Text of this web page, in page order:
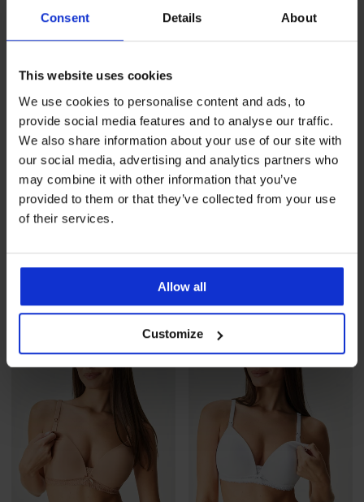
Consent Details About
This website uses cookies
We use cookies to personalise content and ads, to
provide social media features and to analyse our traffic.
We also share information about your use of our site with
our social media, advertising and analytics partners who
may combine it with other information that you’ve
provided to them or that they’ve collected from your use
of their services.
Allow all
Customize
3+1 INGYEN
menstruá...
15 490 Ft